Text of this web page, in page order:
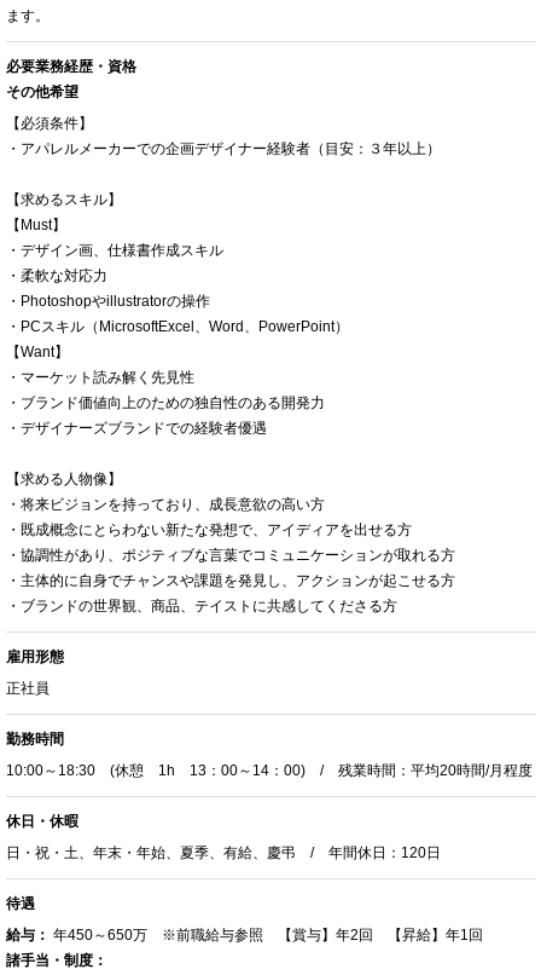
ます。
必要業務経歴・資格
その他希望
【必須条件】
・アパレルメーカーでの企画デザイナー経験者（目安：３年以上）
【求めるスキル】
【Must】
・デザイン画、仕様書作成スキル
・柔軟な対応力
・Photoshopやillustratorの操作
・PCスキル（MicrosoftExcel、Word、PowerPoint）
【Want】
・マーケット読み解く先見性
・ブランド価値向上のための独自性のある開発力
・デザイナーズブランドでの経験者優遇
【求める人物像】
・将来ビジョンを持っており、成長意欲の高い方
・既成概念にとらわない新たな発想で、アイディアを出せる方
・協調性があり、ポジティブな言葉でコミュニケーションが取れる方
・主体的に自身でチャンスや課題を発見し、アクションが起こせる方
・ブランドの世界観、商品、テイストに共感してくださる方
雇用形態
正社員
勤務時間
10:00～18:30 (休憩 1h 13：00～14：00) / 残業時間：平均20時間/月程度
休日・休暇
日・祝・土、年末・年始、夏季、有給、慶弔 / 年間休日：120日
待遇
給与： 年450～650万 ※前職給与参照 【賞与】年2回 【昇給】年1回
諸手当・制度：